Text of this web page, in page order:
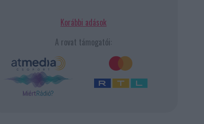
Korábbi adások
A rovat támogatói: